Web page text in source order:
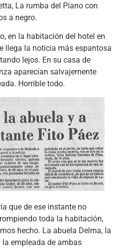
La rumba del Piano con
a negro.
en la habitación del hotel en
llega la noticia más espantosa
lejos. En su casa de
aparecían salvajemente
Horrible todo.
que de ese instante no
toda la habitación,
hecho. La abuela Delma, la
empleada de ambas